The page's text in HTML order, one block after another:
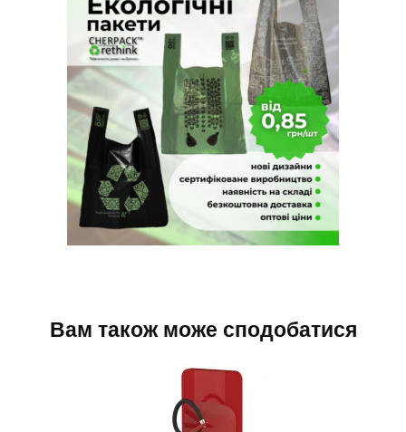
Вам також може сподобатися